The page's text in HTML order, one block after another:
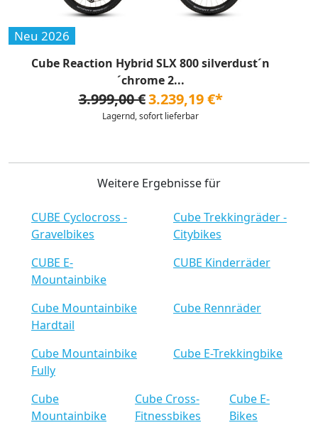
Neu 2026
Cube Reaction Hybrid SLX 800 silverdust´n
´chrome 2...
3.999,00 €3.239,19 €*
Lagernd, sofort lieferbar
Weitere Ergebnisse für
CUBE Cyclocross -
Gravelbikes
Cube Trekkingräder -
Citybikes
CUBE E-
Mountainbike
CUBE Kinderräder
Cube Mountainbike
Hardtail
Cube Rennräder
Cube Mountainbike
Fully
Cube E-Trekkingbike
Cube
Mountainbike
Cube Cross-
Fitnessbikes
Cube E-
Bikes